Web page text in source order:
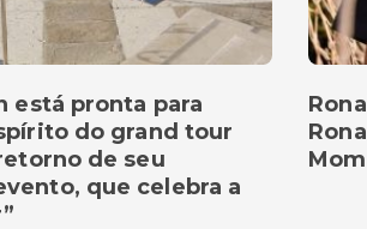
está pronta para
do grand tour
de seu
que celebra a